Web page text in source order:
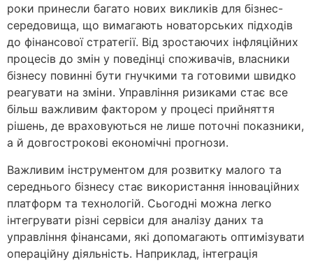
роки принесли багато нових викликів для бізнес-
середовища, що вимагають новаторських підходів
до фінансової стратегії. Від зростаючих інфляційних
процесів до змін у поведінці споживачів, власники
бізнесу повинні бути гнучкими та готовими швидко
реагувати на зміни. Управління ризиками стає все
більш важливим фактором у процесі прийняття
рішень, де враховуються не лише поточні показники,
а й довгострокові економічні прогнози.
Важливим інструментом для розвитку малого та
середнього бізнесу стає використання інноваційних
платформ та технологій. Сьогодні можна легко
інтегрувати різні сервіси для аналізу даних та
управління фінансами, які допомагають оптимізувати
операційну діяльність. Наприклад, інтеграція